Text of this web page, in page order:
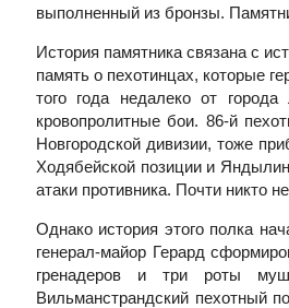
выполненный из бронзы.
История памятника связана с
память о пехотинцах, которые
того года недалеко от
кровопролитные бои. 86-й
Новгородской дивизии, тоже
Ходябейской позиции и
атаки противника. Почти никто
Однако история этого полка
генерал-майор Герард
гренадеров и три роты
Вильманстрандский пехотный